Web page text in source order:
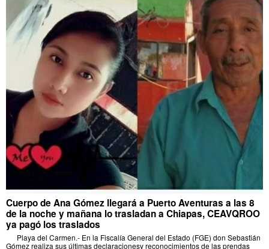
Cuerpo de Ana Gómez llegará a Puerto Aventuras a las 8
de la noche y mañana lo trasladan a Chiapas, CEAVQROO
ya pagó los traslados
Playa del Carmen.- En la Fiscalía General del Estado (FGE) don Sebastián
Gómez realiza sus últimas declaracionesy reconocimientos de las prendas